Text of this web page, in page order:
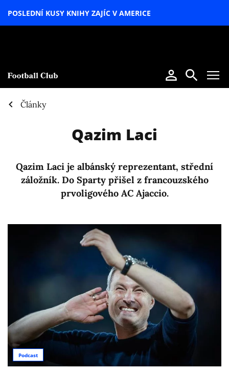
POSLEDNÍ KUSY KNIHY ZAJÍC V AMERICE
Články
Qazim Laci
Qazim Laci je albánský reprezentant, střední
záložník. Do Sparty přišel z francouzského
prvoligového AC Ajaccio.
Podcast